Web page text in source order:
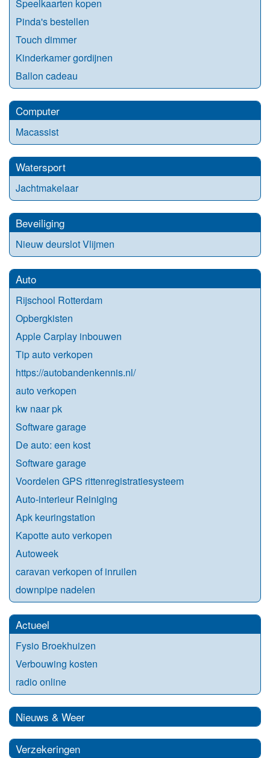
Speelkaarten kopen
Pinda's bestellen
Touch dimmer
Kinderkamer gordijnen
Ballon cadeau
Computer
Macassist
Watersport
Jachtmakelaar
Beveiliging
Nieuw deurslot Vlijmen
Auto
Rijschool Rotterdam
Opbergkisten
Apple Carplay inbouwen
Tip auto verkopen
https://autobandenkennis.nl/
auto verkopen
kw naar pk
Software garage
De auto: een kost
Software garage
Voordelen GPS rittenregistratiesysteem
Auto-interieur Reiniging
Apk keuringstation
Kapotte auto verkopen
Autoweek
caravan verkopen of inruilen
downpipe nadelen
Actueel
Fysio Broekhuizen
Verbouwing kosten
radio online
Nieuws & Weer
Verzekeringen